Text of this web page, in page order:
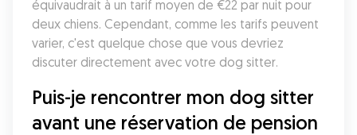
équivaudrait à un tarif moyen de €22 par nuit pour
deux chiens. Cependant, comme les tarifs peuvent
varier, c'est quelque chose que vous devriez
discuter directement avec votre dog sitter.
Puis-je rencontrer mon dog sitter
avant une réservation de pension